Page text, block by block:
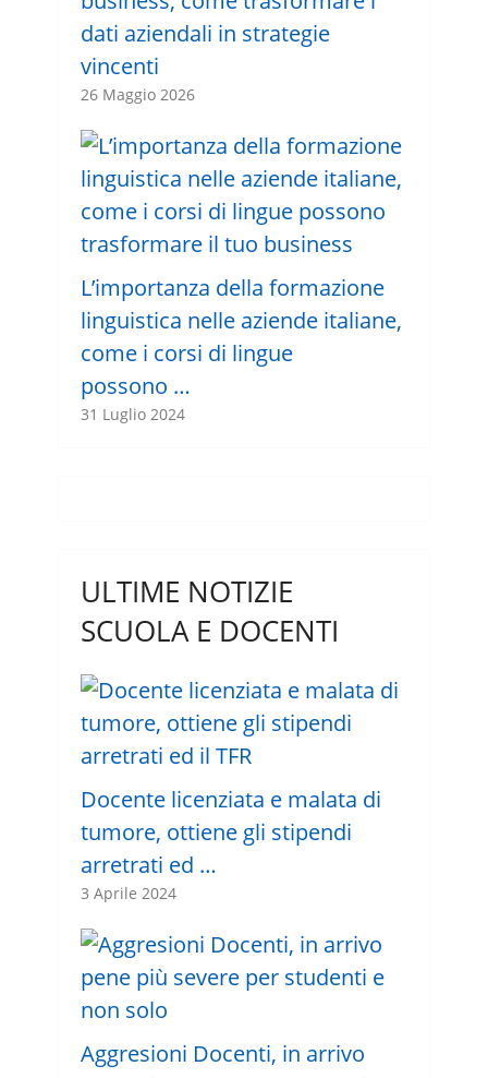
dati aziendali in strategie
vincenti
26 Maggio 2026
L’importanza della formazione
linguistica nelle aziende italiane,
come i corsi di lingue
possono …
31 Luglio 2024
ULTIME NOTIZIE
SCUOLA E DOCENTI
Docente licenziata e malata di
tumore, ottiene gli stipendi
arretrati ed …
3 Aprile 2024
Aggresioni Docenti, in arrivo